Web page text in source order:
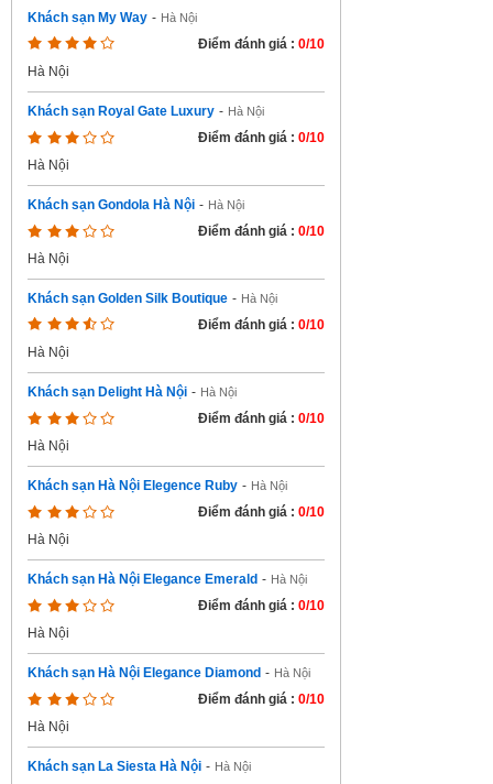
Khách sạn My Way - Hà Nội
Điểm đánh giá : 0/10
Hà Nội
Khách sạn Royal Gate Luxury - Hà Nội
Điểm đánh giá : 0/10
Hà Nội
Khách sạn Gondola Hà Nội - Hà Nội
Điểm đánh giá : 0/10
Hà Nội
Khách sạn Golden Silk Boutique - Hà Nội
Điểm đánh giá : 0/10
Hà Nội
Khách sạn Delight Hà Nội - Hà Nội
Điểm đánh giá : 0/10
Hà Nội
Khách sạn Hà Nội Elegence Ruby - Hà Nội
Điểm đánh giá : 0/10
Hà Nội
Khách sạn Hà Nội Elegance Emerald - Hà Nội
Điểm đánh giá : 0/10
Hà Nội
Khách sạn Hà Nội Elegance Diamond - Hà Nội
Điểm đánh giá : 0/10
Hà Nội
Khách sạn La Siesta Hà Nội - Hà Nội